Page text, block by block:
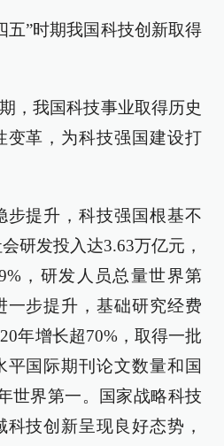
五”时期我国科技创新取得
，我国科技事业取得历史
变革，为科技强国建设打
步提升，科技强国根基不
研发投入达3.63万亿元，
，研发人员总量世界第
一步提升，基础研究经费
年增长超70%，取得一批
平国际期刊论文数量和国
世界第一。国家战略科技
技创新呈现良好态势，